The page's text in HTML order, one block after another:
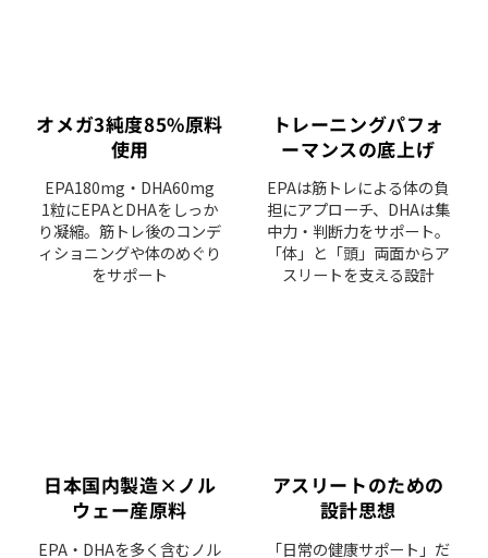
オメガ3純度85%原料
使用
EPA180mg・DHA60mg
1粒にEPAとDHAをしっか
り凝縮。筋トレ後のコンデ
ィショニングや体のめぐり
をサポート
トレーニングパフォ
ーマンスの底上げ
EPAは筋トレによる体の負
担にアプローチ、DHAは集
中力・判断力をサポート。
「体」と「頭」両面からア
スリートを支える設計
日本国内製造×ノル
ウェー産原料
EPA・DHAを多く含むノル
アスリートのための
設計思想
「日常の健康サポート」だ